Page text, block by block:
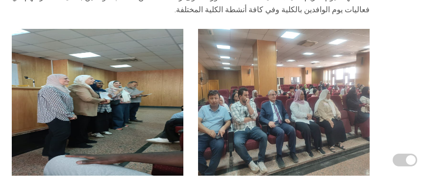
فعاليات يوم الوافدين بالكلية وفي كافة أنشطة الكلية المختلفة.